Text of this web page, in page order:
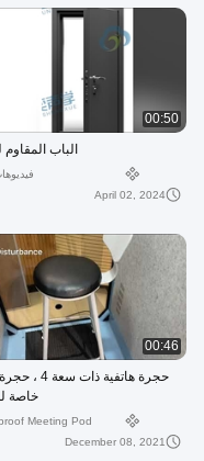
00:50
الباب
April 02, 2024
00:46
حجرة هاتفية ذات
خاصة
Meeting Pod
December 08, 2021